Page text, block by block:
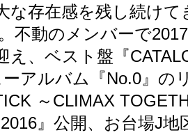
な存在感を残し続け
不動のメンバーで
え、ベスト盤『
アルバム『No.0』の
～CLIMAX
』公開、お台場J地